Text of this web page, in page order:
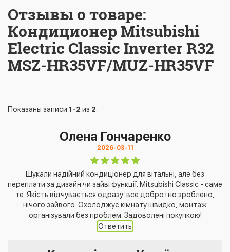
Отзывы о товаре:
Кондиционер Mitsubishi
Electric Classic Inverter R32
MSZ-HR35VF/MUZ-HR35VF
Показаны записи 1-2 из 2
Олена Гончаренко
2026-03-11
Шукали надійний кондиціонер для вітальні, але без
переплати за дизайн чи зайві функції. Mitsubishi Classic - саме
те. Якість відчувається одразу: все добротно зроблено,
нічого зайвого. Охолоджує кімнату швидко, монтаж
організували без проблем. Задоволені покупкою!
Ответить